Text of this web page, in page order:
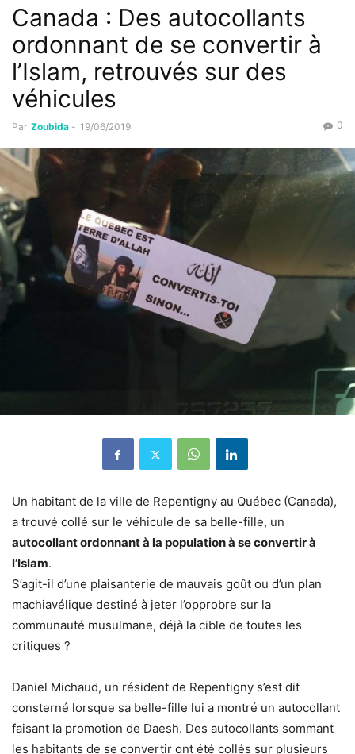
Canada : Des autocollants
ordonnant de se convertir à
l’Islam, retrouvés sur des
véhicules
Par Zoubida - 19/06/2019 0
Un habitant de la ville de Repentigny au Québec (Canada),
a trouvé collé sur le véhicule de sa belle-fille, un
autocollant ordonnant à la population à se convertir à
l’Islam.
S’agit-il d’une plaisanterie de mauvais goût ou d’un plan
machiavélique destiné à jeter l’opprobre sur la
communauté musulmane, déjà la cible de toutes les
critiques ?
Daniel Michaud, un résident de Repentigny s’est dit
consterné lorsque sa belle-fille lui a montré un autocollant
faisant la promotion de Daesh. Des autocollants sommant
les habitants de se convertir ont été collés sur plusieurs